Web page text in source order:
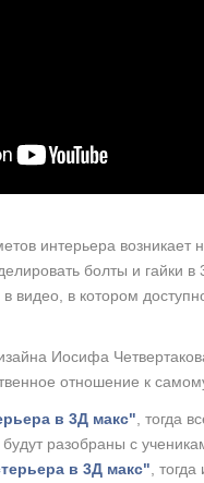
интерьера возникает
болты и гайки
видео, в котором
Иосифа
отношение к
в 3Д макс" , тогда
разобраны с
в 3Д макс" ,